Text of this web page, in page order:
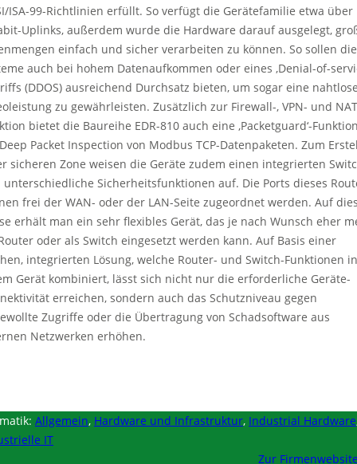
ISA-99-Richtlinien erfüllt. So verfügt die Gerätefamilie etwa über
Uplinks, außerdem wurde die Hardware darauf ausgelegt,
einfach und sicher verarbeiten zu können. So sollen die
auch bei hohem Datenaufkommen oder eines ‚Denial-of-
(DDOS) ausreichend Durchsatz bieten, um sogar eine
zu gewährleisten. Zusätzlich zur Firewall-, VPN- und
bietet die Baureihe EDR-810 auch eine ‚Packetguard‘-
Packet Inspection von Modbus TCP-Datenpaketen. Zum
sicheren Zone weisen die Geräte zudem einen integrierten
unterschiedliche Sicherheitsfunktionen auf. Die Ports dieses
frei der WAN- oder der LAN-Seite zugeordnet werden. Auf
erhält man ein sehr flexibles Gerät, das je nach Wunsch eher
oder als Switch eingesetzt werden kann. Auf Basis einer
integrierten Lösung, welche Router- und Switch-Funktionen in
Gerät kombiniert, lässt sich nicht nur die erforderliche Geräte-
erreichen, sondern auch das Schutzniveau gegen
Zugriffe oder die Übertragung von Schadsoftware aus
Netzwerken erhöhen.
Allgemein, Hardware und Infrastruktur, Industrial Hardware
IT
Zur